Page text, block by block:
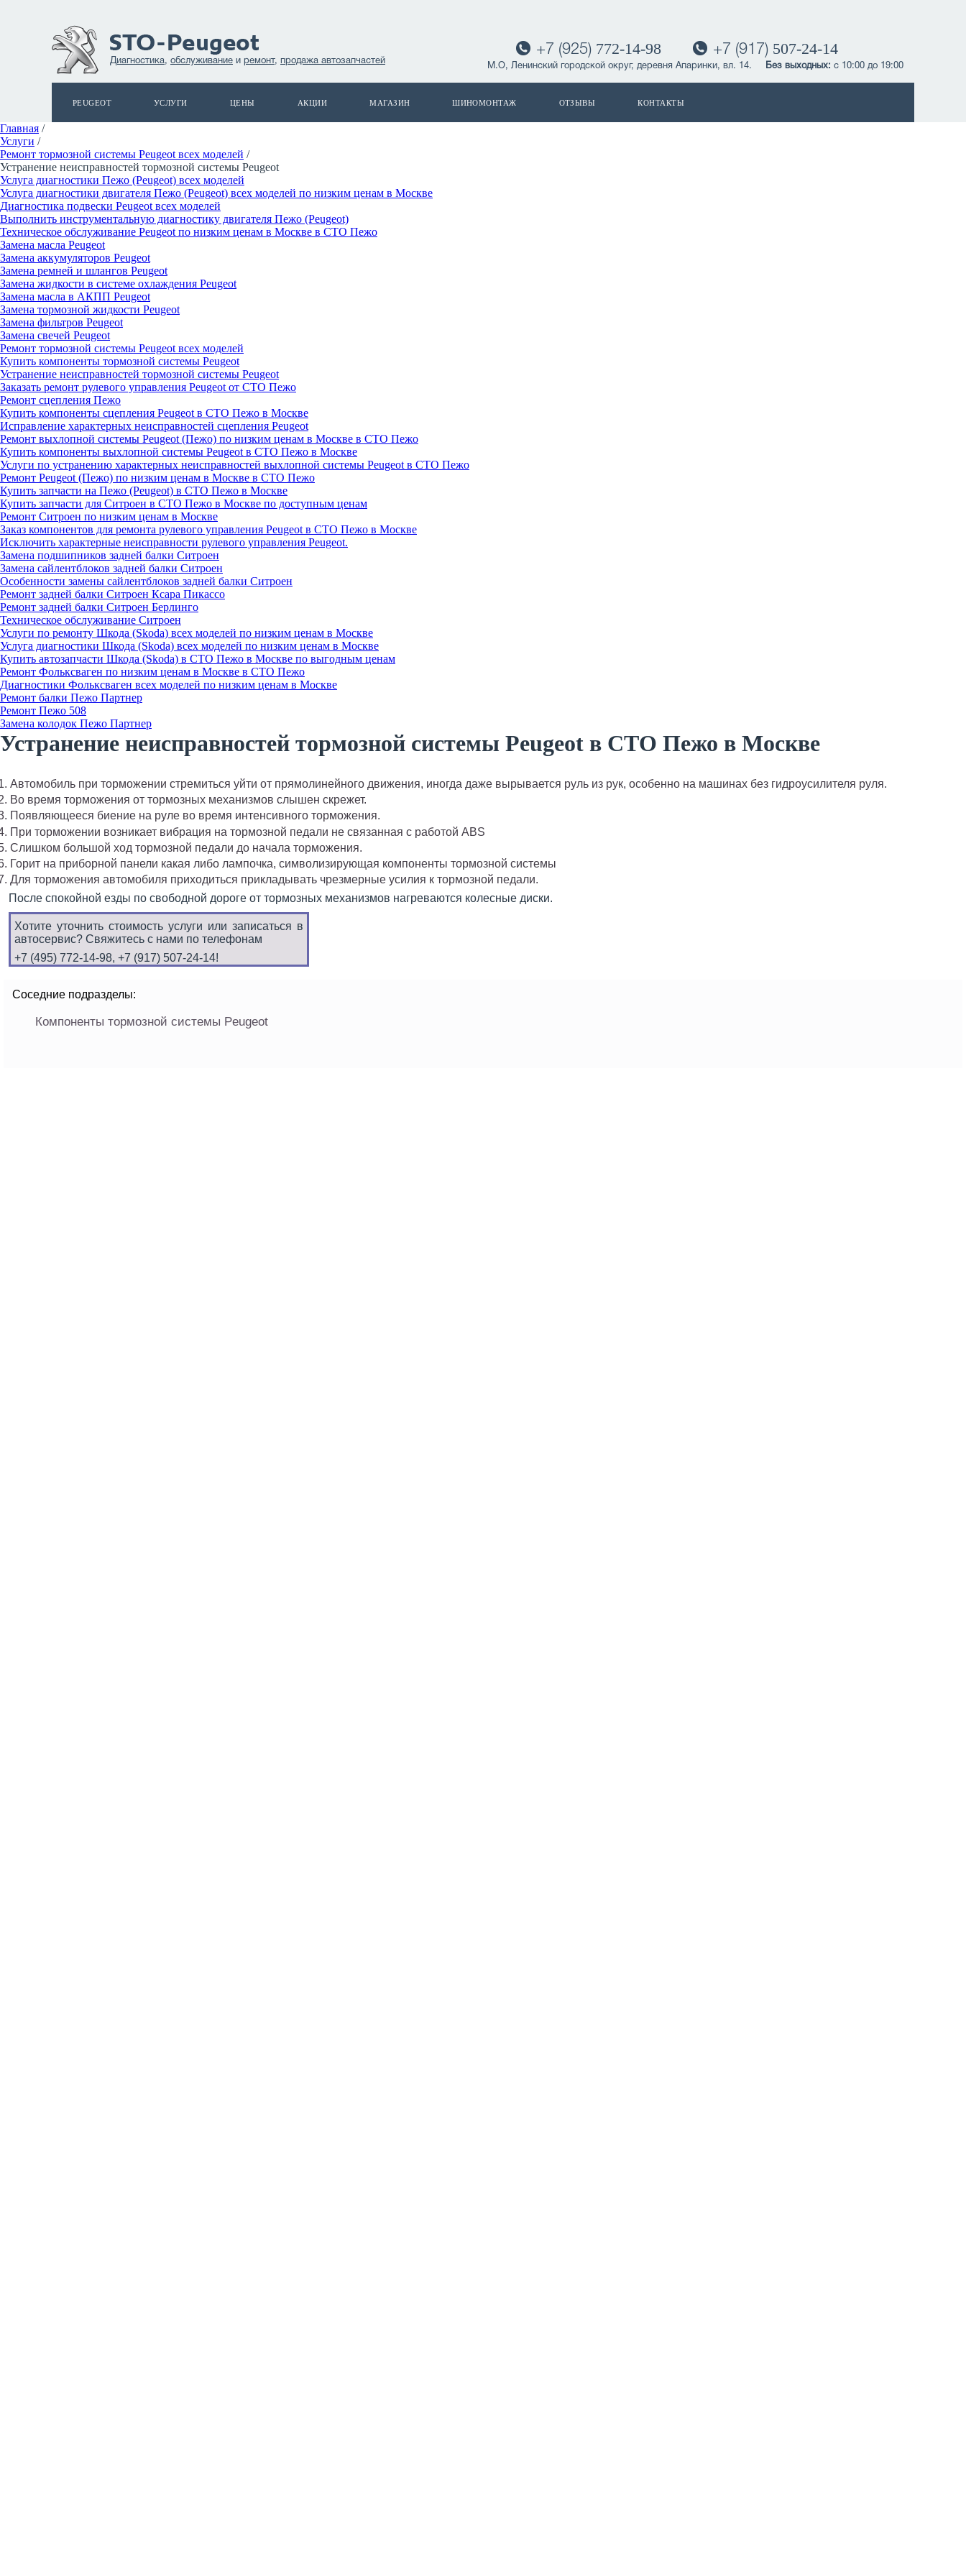
Диагностика, обслуживание и ремонт, продажа автозапчастей
+7 (925) 772-14-98 +7 (917) 507-24-14
М.О, Ленинский городской округ, деревня Апаринки, вл. 14. Без выходных: с 10:00 до 19:00
PEUGEOT УСЛУГИ ЦЕНЫ АКЦИИ МАГАЗИН ШИНОМОНТАЖ ОТЗЫВЫ КОНТАКТЫ
Главная /
Услуги /
Ремонт тормозной системы Peugeot всех моделей /
Устранение неисправностей тормозной системы Peugeot
Услуга диагностики Пежо (Рeugeot) всех моделей
Услуга диагностики двигателя Пежо (Рeugeot) всех моделей по низким ценам в Москве
Диагностика подвески Peugeot всех моделей
Выполнить инструментальную диагностику двигателя Пежо (Peugeot)
Техническое обслуживание Peugeot по низким ценам в Москве в СТО Пежо
Замена масла Peugeot
Замена аккумуляторов Peugeot
Замена ремней и шлангов Peugeot
Замена жидкости в системе охлаждения Peugeot
Замена масла в АКПП Peugeot
Замена тормозной жидкости Peugeot
Замена фильтров Peugeot
Замена свечей Peugeot
Ремонт тормозной системы Peugeot всех моделей
Купить компоненты тормозной системы Peugeot
Устранение неисправностей тормозной системы Peugeot
Заказать ремонт рулевого управления Peugeot от СТО Пежо
Ремонт сцепления Пежо
Купить компоненты сцепления Peugeot в СТО Пежо в Москве
Исправление характерных неисправностей сцепления Peugeot
Ремонт выхлопной системы Peugeot (Пежо) по низким ценам в Москве в СТО Пежо
Купить компоненты выхлопной системы Peugeot в СТО Пежо в Москве
Услуги по устранению характерных неисправностей выхлопной системы Peugeot в СТО Пежо
Ремонт Рeugeot (Пежо) по низким ценам в Москве в СТО Пежо
Купить запчасти на Пежо (Peugeot) в СТО Пежо в Москве
Купить запчасти для Ситроен в СТО Пежо в Москве по доступным ценам
Ремонт Ситроен по низким ценам в Москве
Заказ компонентов для ремонта рулевого управления Peugeot в СТО Пежо в Москве
Исключить характерные неисправности рулевого управления Peugeot.
Замена подшипников задней балки Ситроен
Замена сайлентблоков задней балки Ситроен
Особенности замены сайлентблоков задней балки Ситроен
Ремонт задней балки Ситроен Ксара Пикассо
Ремонт задней балки Ситроен Берлинго
Техническое обслуживание Ситроен
Услуги по ремонту Шкода (Skoda) всех моделей по низким ценам в Москве
Услуга диагностики Шкода (Skoda) всех моделей по низким ценам в Москве
Купить автозапчасти Шкода (Skoda) в СТО Пежо в Москве по выгодным ценам
Ремонт Фольксваген по низким ценам в Москве в СТО Пежо
Диагностики Фольксваген всех моделей по низким ценам в Москве
Ремонт балки Пежо Партнер
Ремонт Пежо 508
Замена колодок Пежо Партнер
Устранение неисправностей тормозной системы Peugeot в СТО Пежо в Москве
Автомобиль при торможении стремиться уйти от прямолинейного движения, иногда даже вырывается руль из рук, особенно на машинах без гидроусилителя руля.
Во время торможения от тормозных механизмов слышен скрежет.
Появляющееся биение на руле во время интенсивного торможения.
При торможении возникает вибрация на тормозной педали не связанная с работой ABS
Слишком большой ход тормозной педали до начала торможения.
Горит на приборной панели какая либо лампочка, символизирующая компоненты тормозной системы
Для торможения автомобиля приходиться прикладывать чрезмерные усилия к тормозной педали.
После спокойной езды по свободной дороге от тормозных механизмов нагреваются колесные диски.
Хотите уточнить стоимость услуги или записаться в
автосервис? Свяжитесь с нами по телефонам
+7 (495) 772-14-98, +7 (917) 507-24-14!
Соседние подразделы:
Компоненты тормозной системы Peugeot